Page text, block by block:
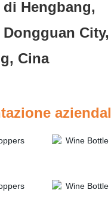
Hengbang,
City,
Cina